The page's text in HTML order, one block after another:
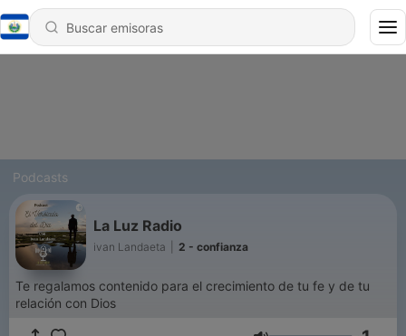
Podcasts
La Luz Radio
ivan Landaeta 2 - confianza
Te regalamos contenido para el crecimiento de tu fe y de tu
relación con Dios